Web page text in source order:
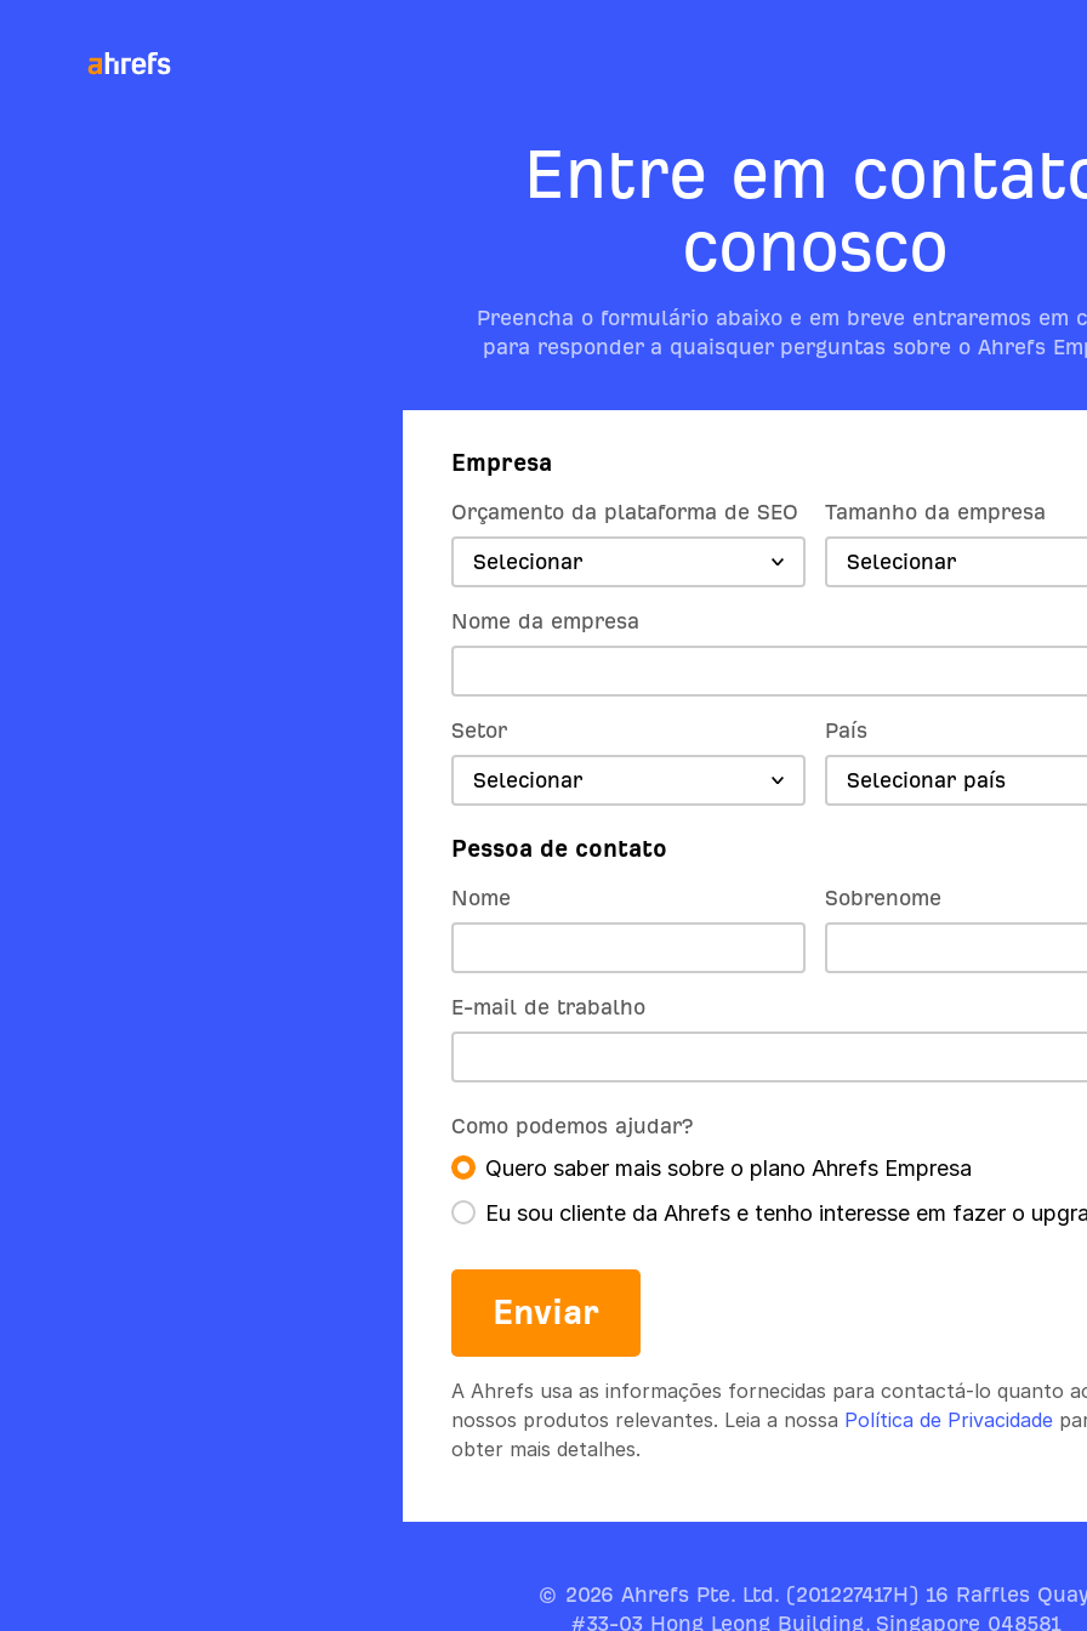
Entre em
conosco
Preencha o formulário abaixo e em breve entraremos em
para responder a quaisquer perguntas sobre o Ahrefs
Empresa
Orçamento da plataforma de SEO
Selecionar
Tamanho da empresa
Selecionar
Nome da empresa
Setor
Selecionar
País
Selecionar país
Pessoa de contato
Nome Sobrenome
E-mail de trabalho
Como podemos ajudar?
Quero saber mais sobre o plano Ahrefs Empresa
Eu sou cliente da Ahrefs e tenho interesse em fazer o
Enviar
A Ahrefs usa as informações fornecidas para contactá-lo quanto
nossos produtos relevantes. Leia a nossa Política de Privacidade
obter mais detalhes.
© 2026 Ahrefs Pte. Ltd. (201227417H) 16 Raffles
#33-03 Hong Leong Building, Singapore 048581